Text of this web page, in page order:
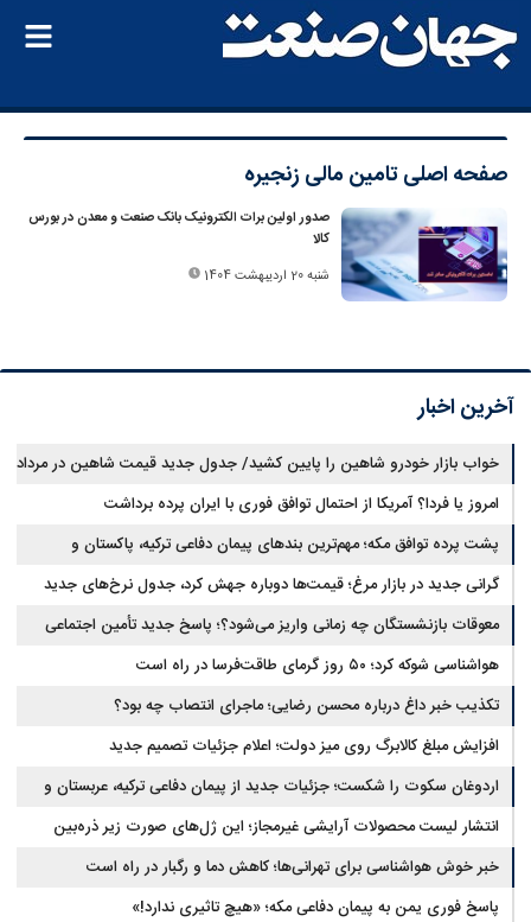
صفحه اصلیتامین مالی زنجیره
صدور اولین برات الکترونیک بانک صنعت و معدن در بورس
کالا
شنبه 20 اردیبهشت 1404
آخرین اخبار
خواب بازار خودرو شاهین را پایین کشید/ جدول جدید قیمت شاهین در مرداد
امروز یا فردا؟ آمریکا از احتمال توافق فوری با ایران پرده برداشت
پشت پرده توافق مکه؛ مهم‌ترین بندهای پیمان دفاعی ترکیه، پاکستان و
عربستان
گرانی جدید در بازار مرغ؛ قیمت‌ها دوباره جهش کرد، جدول نرخ‌های جدید
معوقات بازنشستگان چه زمانی واریز می‌شود؟؛ پاسخ جدید تأمین اجتماعی
هواشناسی شوکه کرد؛ ۵۰ روز گرمای طاقت‌فرسا در راه است
تکذیب خبر داغ درباره محسن رضایی؛ ماجرای انتصاب چه بود؟
افزایش مبلغ کالابرگ روی میز دولت؛ اعلام جزئیات تصمیم جدید
اردوغان سکوت را شکست؛ جزئیات جدید از پیمان دفاعی ترکیه، عربستان و
پاکستان
انتشار لیست محصولات آرایشی غیرمجاز؛ این ژل‌های صورت زیر ذره‌بین
خبر خوش هواشناسی برای تهرانی‌ها؛ کاهش دما و رگبار در راه است
پاسخ فوری یمن به پیمان دفاعی مکه؛ «هیچ تاثیری ندارد!»